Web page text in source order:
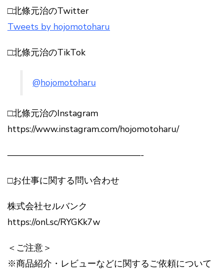
□北條元治のTwitter
Tweets by hojomotoharu
□北條元治のTikTok
@hojomotoharu
□北條元治のInstagram
https://www.instagram.com/hojomotoharu/
———————————————-
□お仕事に関する問い合わせ
株式会社セルバンク
https://onl.sc/RYGKk7w
＜ご注意＞
※商品紹介・レビューなどに関するご依頼について